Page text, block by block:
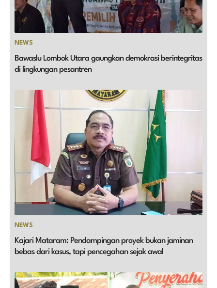
NEWS
Bawaslu Lombok Utara gaungkan demokrasi berintegritas
di lingkungan pesantren
NEWS
Kajari Mataram: Pendampingan proyek bukan jaminan
bebas dari kasus, tapi pencegahan sejak awal